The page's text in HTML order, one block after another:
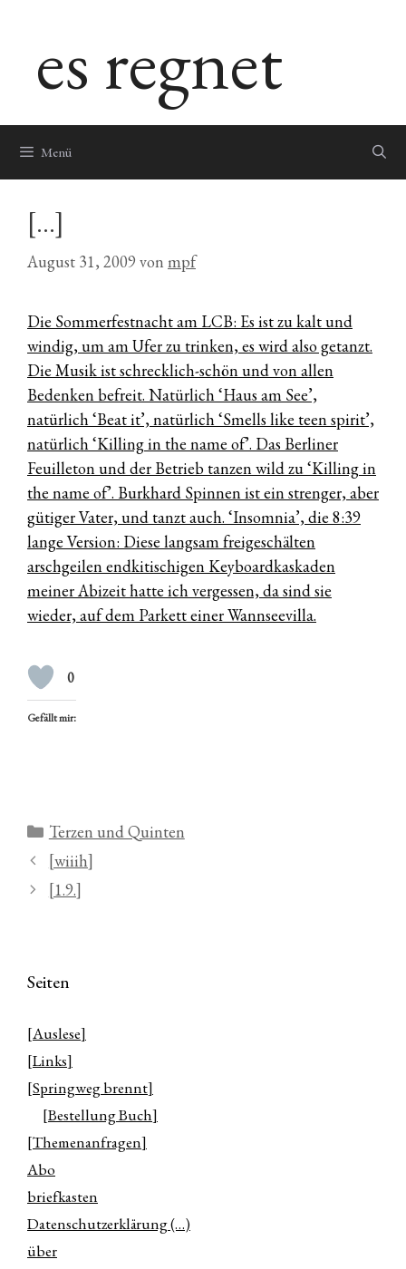
springenes regnet
Menü
[…]
August 31, 2009 von mpf
Die Sommerfestnacht am LCB: Es ist zu kalt und
windig, um am Ufer zu trinken, es wird also getanzt.
Die Musik ist schrecklich-schön und von allen
Bedenken befreit. Natürlich ‘Haus am See’,
natürlich ‘Beat it’, natürlich ‘Smells like teen spirit’,
natürlich ‘Killing in the name of’. Das Berliner
Feuilleton und der Betrieb tanzen wild zu ‘Killing in
the name of’. Burkhard Spinnen ist ein strenger, aber
gütiger Vater, und tanzt auch. ‘Insomnia’, die 8:39
lange Version: Diese langsam freigeschälten
arschgeilen endkitischigen Keyboardkaskaden
meiner Abizeit hatte ich vergessen, da sind sie
wieder, auf dem Parkett einer Wannseevilla.
0
Gefällt mir:
Kategorien
Terzen und Quinten
[wiiih]
[1.9.]
Seiten
[Auslese]
[Links]
[Springweg brennt]
[Bestellung Buch]
[Themenanfragen]
Abo
briefkasten
Datenschutzerklärung (…)
über